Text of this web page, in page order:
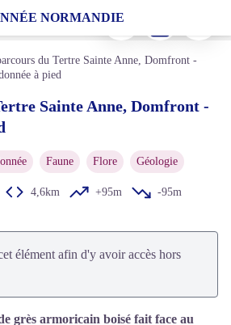
NORMANDIE
Anne, Domfront - Randonnée à pied
Voir l'image en plein écran
Imprimer
du Tertre Sainte Anne, Domfront -
à pied
Sainte Anne, Domfront -
Faune Flore Géologie
4,6km +95m
-95m
élément afin d'y avoir accès hors
grès armoricain boisé fait face au